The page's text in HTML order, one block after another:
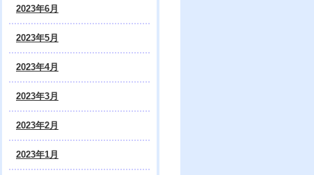
2023年6月
2023年5月
2023年4月
2023年3月
2023年2月
2023年1月